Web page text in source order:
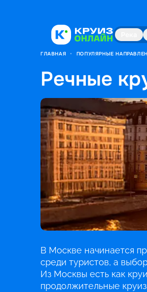
ГЛАВНАЯ • ПОПУЛЯРНЫЕ
Речные
В Москве начинается
среди туристов, а
Из Москвы есть как
продолжительные